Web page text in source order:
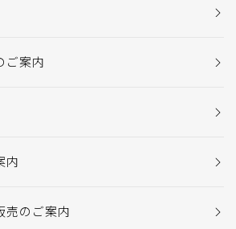
ご案内
内
売のご案内